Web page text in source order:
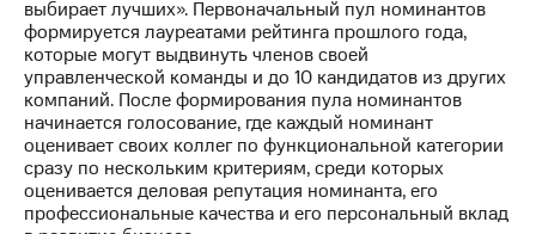
выбирает лучших». Первоначальный пул номинантов
формируется лауреатами рейтинга прошлого года,
которые могут выдвинуть членов своей
управленческой команды и до 10 кандидатов из других
компаний. После формирования пула номинантов
начинается голосование, где каждый номинант
оценивает своих коллег по функциональной категории
сразу по нескольким критериям, среди которых
оценивается деловая репутация номинанта, его
профессиональные качества и его персональный вклад